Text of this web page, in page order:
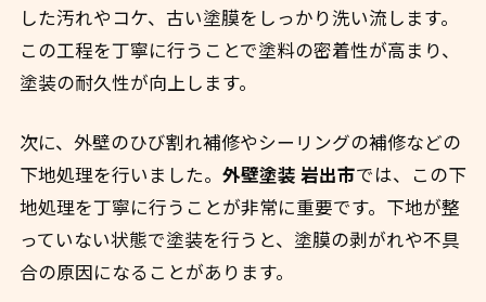
した汚れやコケ、古い塗膜をしっかり洗い流します。
この工程を丁寧に行うことで塗料の密着性が高まり、
塗装の耐久性が向上します。
次に、外壁のひび割れ補修やシーリングの補修などの
下地処理を行いました。 外壁塗装 岩出市では、この下
地処理を丁寧に行うことが非常に重要です。下地が整
っていない状態で塗装を行うと、塗膜の剥がれや不具
合の原因になることがあります。